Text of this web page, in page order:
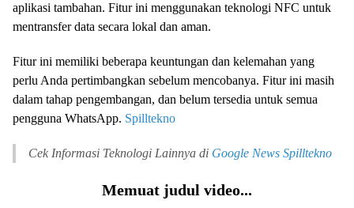
aplikasi tambahan. Fitur ini menggunakan teknologi NFC untuk
mentransfer data secara lokal dan aman.
Fitur ini memiliki beberapa keuntungan dan kelemahan yang
perlu Anda pertimbangkan sebelum mencobanya. Fitur ini masih
dalam tahap pengembangan, dan belum tersedia untuk semua
pengguna WhatsApp. Spilltekno
Cek Informasi Teknologi Lainnya di Google News Spilltekno
Memuat judul video...